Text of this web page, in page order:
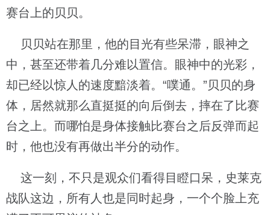
赛台上的贝贝。
贝贝站在那里，他的目光有些呆滞，眼神之
中，甚至还带着几分难以置信。眼神中的光彩，
却已经以惊人的速度黯淡着。“噗通。”贝贝的身
体，居然就那么直挺挺的向后倒去，摔在了比赛
台之上。而哪怕是身体接触比赛台之后反弹而起
时，他也没有再做出半分的动作。
这一刻，不只是观众们看得目瞪口呆，史莱克
战队这边，所有人也是同时起身，一个个脸上充